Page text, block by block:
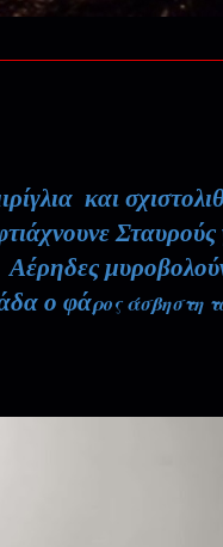
19 Ιουν 2026
και
Σταυρούς
Αέρηδες
ο φάρος άσβηστη